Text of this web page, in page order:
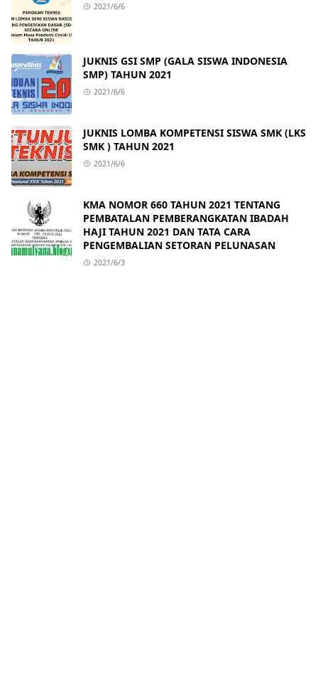
2021/6/6
JUKNIS GSI SMP (GALA SISWA INDONESIA
SMP) TAHUN 2021
2021/6/6
JUKNIS LOMBA KOMPETENSI SISWA SMK (LKS
SMK ) TAHUN 2021
2021/6/6
KMA NOMOR 660 TAHUN 2021 TENTANG
PEMBATALAN PEMBERANGKATAN IBADAH
HAJI TAHUN 2021 DAN TATA CARA
PENGEMBALIAN SETORAN PELUNASAN
2021/6/3